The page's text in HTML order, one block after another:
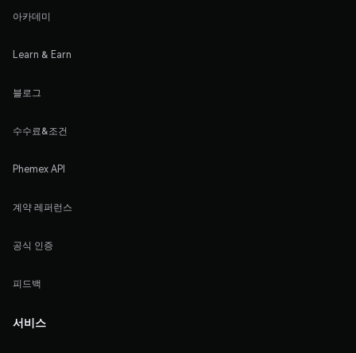
아카데미
Learn & Earn
블로그
수수료&조건
Phemex API
계약 레퍼런스
공식 인증
피드백
서비스